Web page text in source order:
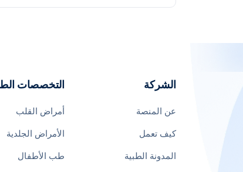
الشركة
عن المنصة
كيف تعمل
المدونة الطبية
التخصصات
أمراض القلب
الأمراض الجلدية
طب الأطفال